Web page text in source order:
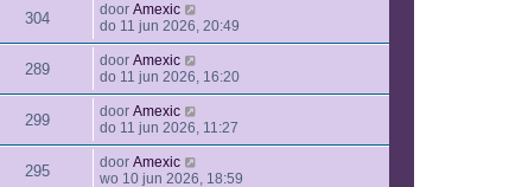
304 door Amexic
do 11 jun 2026, 20:49
289 door Amexic
do 11 jun 2026, 16:20
299 door Amexic
do 11 jun 2026, 11:27
295 door Amexic
wo 10 jun 2026, 18:59